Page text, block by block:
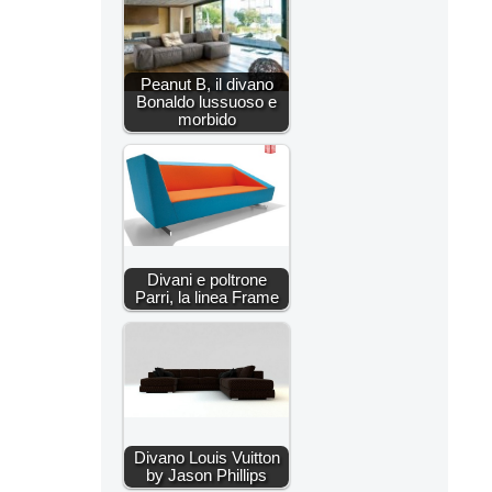
Peanut B, il divano
Bonaldo lussuoso e
morbido
Divani e poltrone
Parri, la linea Frame
Divano Louis Vuitton
by Jason Phillips